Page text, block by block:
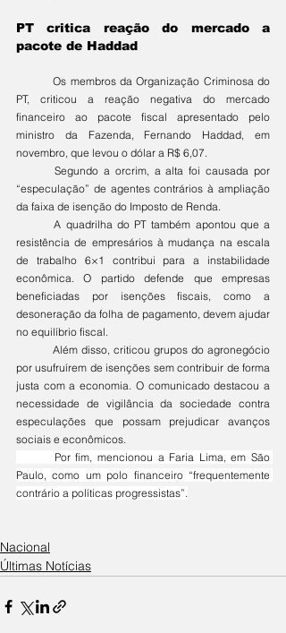
PT critica reação do mercado a
pacote de Haddad
	Os membros da Organização Criminosa do
PT, criticou a reação negativa do mercado
financeiro ao pacote fiscal apresentado pelo
ministro da Fazenda, Fernando Haddad, em
novembro, que levou o dólar a R$ 6,07.
“especulação” de agentes contrários à ampliação
da faixa de isenção do Imposto de Renda.
	A quadrilha do PT também apontou que a
resistência de empresários à mudança na escala
de trabalho 6×1 contribui para a instabilidade
econômica. O partido defende que empresas
beneficiadas por isenções fiscais, como a
desoneração da folha de pagamento, devem ajudar
no equilíbrio fiscal.
por usufruírem de isenções sem contribuir de forma
justa com a economia. O comunicado destacou a
necessidade de vigilância da sociedade contra
especulações que possam prejudicar avanços
sociais e econômicos.
Paulo, como um polo financeiro “frequentemente
contrário a políticas progressistas”.
Nacional
Últimas Notícias